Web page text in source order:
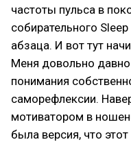
частоты пульса в
собирательного
абзаца. И вот тут
Меня довольно давно
понимания
саморефлексии.
мотиватором в
была версия, что